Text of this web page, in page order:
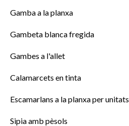
Gamba a la planxa
Gambeta blanca fregida
Gambes a l'allet
Calamarcets en tinta
Escamarlans a la planxa per unitats
Sipia amb pèsols